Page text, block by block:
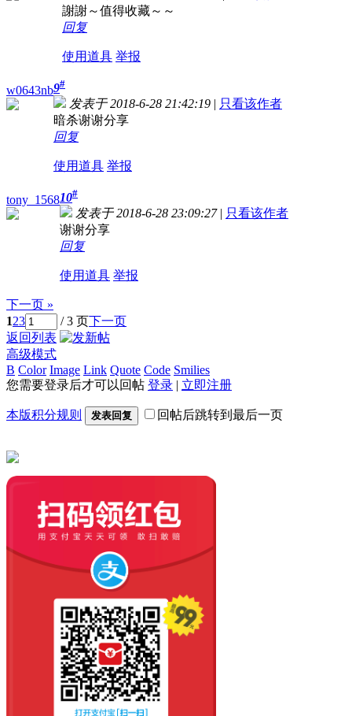
謝謝～值得收藏～～
回复
使用道具 举报
w0643nb9#
发表于 2018-6-28 21:42:19 | 只看该作者
暗杀谢谢分享
回复
使用道具 举报
tony_156810#
发表于 2018-6-28 23:09:27 | 只看该作者
谢谢分享
回复
使用道具 举报
下一页 »
123 / 3 页下一页
返回列表
高级模式
B Color Image Link Quote Code Smilies
您需要登录后才可以回帖 登录 | 立即注册
本版积分规则 发表回复 回帖后跳转到最后一页